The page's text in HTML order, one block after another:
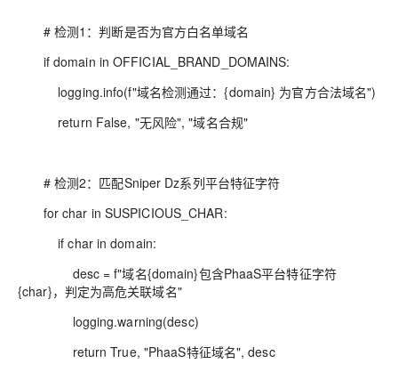
# 检测1：判断是否为官方白名单域名
if domain in OFFICIAL_BRAND_DOMAINS:
logging.info(f"域名检测通过：{domain} 为官方合法域名")
return False, "无风险", "域名合规"
# 检测2：匹配Sniper Dz系列平台特征字符
for char in SUSPICIOUS_CHAR:
if char in domain:
desc = f"域名{domain}包含PhaaS平台特征字符
{char}，判定为高危关联域名"
logging.warning(desc)
return True, "PhaaS特征域名", desc